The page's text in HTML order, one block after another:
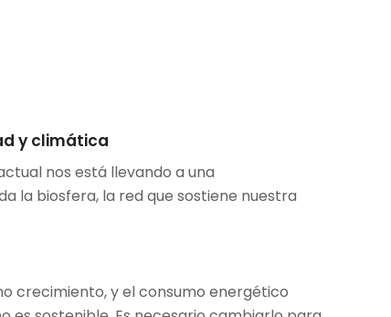
y climática
nos está llevando a una
la biosfera, la red que sostiene nuestra
crecimiento, y el consumo energético